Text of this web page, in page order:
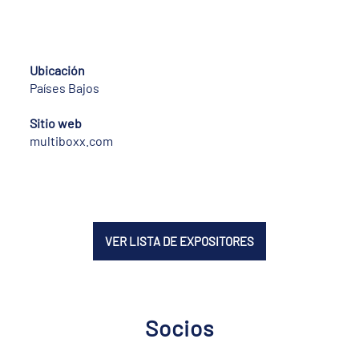
Ubicación
Países Bajos
Sitio web
multiboxx.com
VER LISTA DE EXPOSITORES
Socios